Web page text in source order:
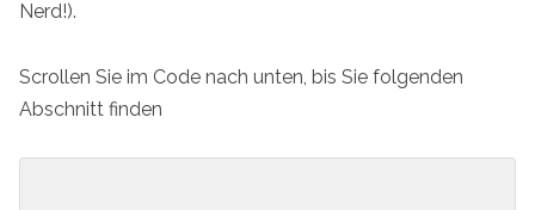
Nerd!).
Scrollen Sie im Code nach unten, bis Sie folgenden
Abschnitt finden